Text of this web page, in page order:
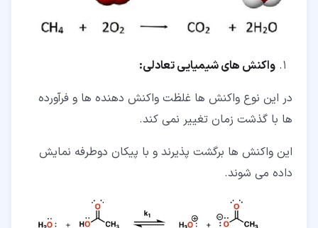
واکنش های شیمیایی تعادلی:
در این نوع واکنش ها غلظت واکنش دهنده ها و فرآورده
ها با گذشت زمان تغییر نمی کند.
این واکنش ها برگشت پذیرند و با پیکان دوطرفه نمایش
داده می شوند.